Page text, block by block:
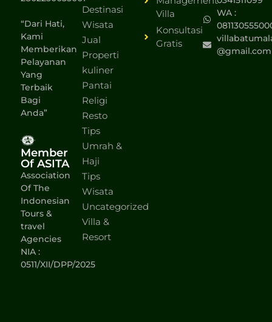
“Dari Hati,
Kami
Memberikan
Pelayanan
Yang
Terbaik
Bagi
Anda”
Member
Of ASITA
Association
Of The
Indonesian
Tours &
travel
Agencies
NIA :
0511/XII/DPP/2025
Destinasi
Wisata
Jual
Properti
kuliner
Pantai
Religi
Resto
Tips
Umrah &
Haji
Tips
Wisata
Uncategorized
Villa &
Resort
Villa
Konsultasi
Gratis
WA :
@gmail.com